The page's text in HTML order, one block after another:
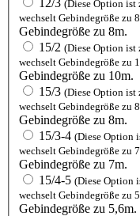
(Diese Option ist
wechselt Gebindegröße zu
Gebindegröße zu 8m.
15/2 (Diese Option ist
wechselt Gebindegröße zu
Gebindegröße zu 10m.
15/3 (Diese Option ist
wechselt Gebindegröße zu
Gebindegröße zu 8m.
15/3-4 (Diese Option
wechselt Gebindegröße zu
Gebindegröße zu 7m.
15/4-5 (Diese Option
wechselt Gebindegröße zu
Gebindegröße zu 5,6m.